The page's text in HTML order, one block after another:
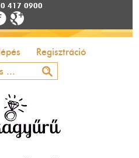
417 0900
Regisztráció